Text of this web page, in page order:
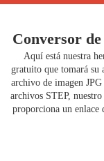
Conversor
Aquí está nuestra
gratuito que tomará
archivo de imagen
archivos STEP,
proporciona un enlace